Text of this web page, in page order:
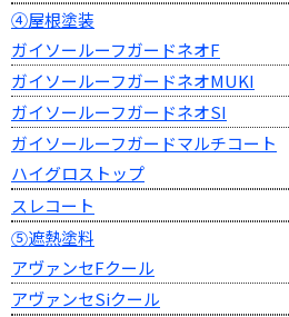
④屋根塗装
ガイソールーフガードネオF
ガイソールーフガードネオMUKI
ガイソールーフガードネオSI
ガイソールーフガードマルチコート
ハイグロストップ
スレコート
⑤遮熱塗料
アヴァンセFクール
アヴァンセSiクール